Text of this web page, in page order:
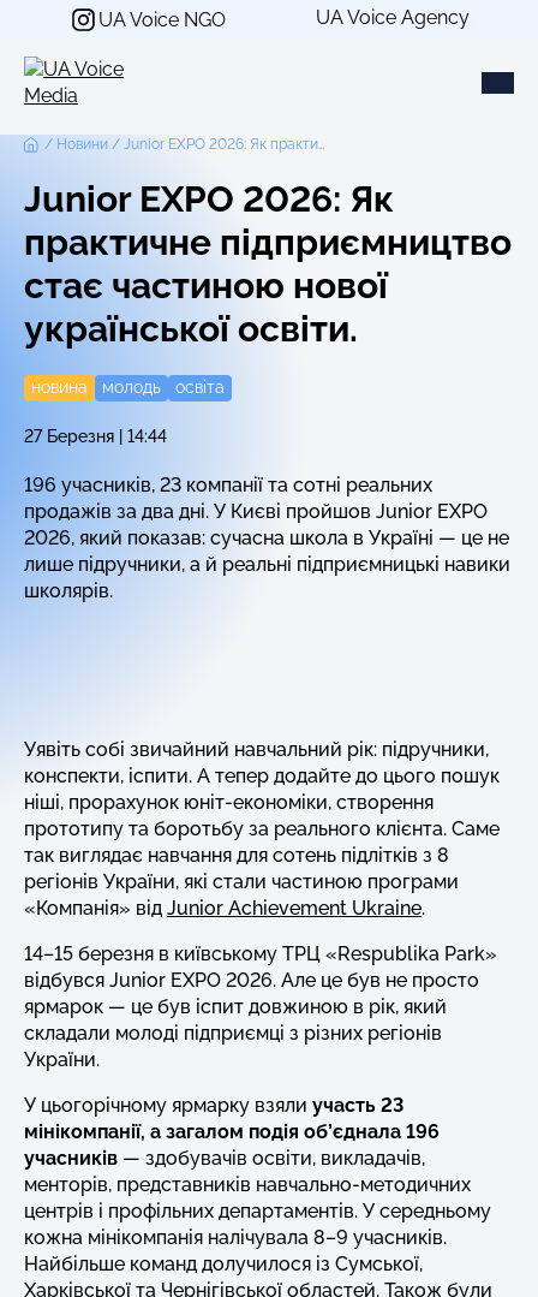
Перейти
вмісту
UA Voice NGO UA Voice Agency
Новини Junior EXPO 2026: Як практичне підприємництво стає частиною нової української освіти.
Junior EXPO 2026: Як
практичне підприємництво
стає частиною нової
української освіти.
новина молодь освіта
27 Березня | 14:44
196 учасників, 23 компанії та сотні реальних
продажів за два дні. У Києві пройшов Junior EXPO
2026, який показав: сучасна школа в Україні — це не
лише підручники, а й реальні підприємницькі навики
школярів.
Уявіть собі звичайний навчальний рік: підручники,
конспекти, іспити. А тепер додайте до цього пошук
ніші, прорахунок юніт-економіки, створення
прототипу та боротьбу за реального клієнта. Саме
так виглядає навчання для сотень підлітків з 8
регіонів України, які стали частиною програми
«Компанія» від Junior Achievement Ukraine.
14–15 березня в київському ТРЦ «Respublika Park»
відбувся Junior EXPO 2026. Але це був не просто
ярмарок — це був іспит довжиною в рік, який
складали молоді підприємці з різних регіонів
України.
У цьогорічному ярмарку взяли участь 23
мінікомпанії, а загалом подія об’єднала 196
учасників — здобувачів освіти, викладачів,
менторів, представників навчально-методичних
центрів і профільних департаментів. У середньому
кожна мінікомпанія налічувала 8–9 учасників.
Найбільше команд долучилося із Сумської,
Харківської та Чернігівської областей. Також були